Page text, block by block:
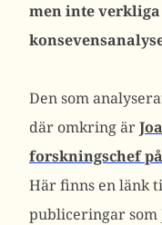
men inte
Den som
där omkring är
forskningschef
Här finns en länk
publiceringar som